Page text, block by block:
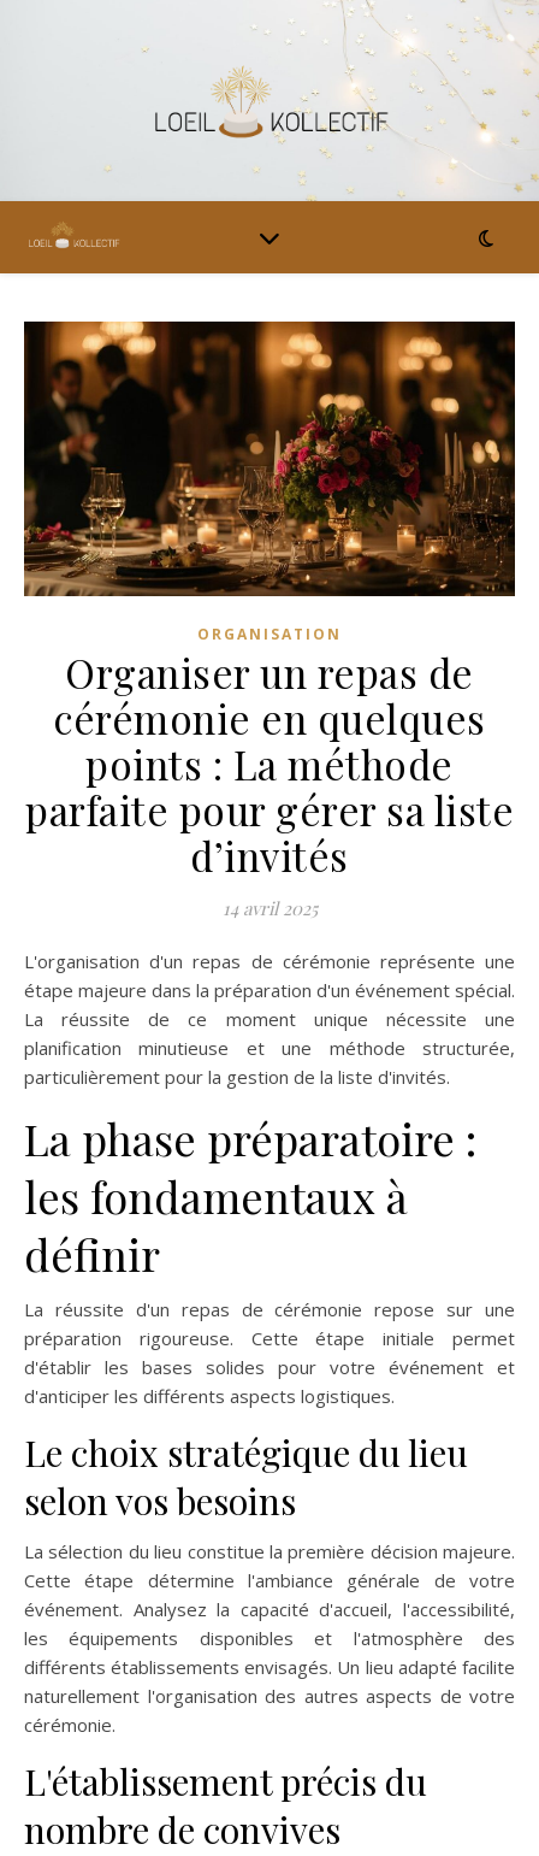
ORGANISATION
Organiser un repas de
cérémonie en quelques
points : La méthode
parfaite pour gérer sa liste
d’invités
14 avril 2025
L'organisation d'un repas de cérémonie représente une
étape majeure dans la préparation d'un événement spécial.
La réussite de ce moment unique nécessite une
planification minutieuse et une méthode structurée,
particulièrement pour la gestion de la liste d'invités.
La phase préparatoire :
les fondamentaux à
définir
La réussite d'un repas de cérémonie repose sur une
préparation rigoureuse. Cette étape initiale permet
d'établir les bases solides pour votre événement et
d'anticiper les différents aspects logistiques.
Le choix stratégique du lieu
selon vos besoins
La sélection du lieu constitue la première décision majeure.
Cette étape détermine l'ambiance générale de votre
événement. Analysez la capacité d'accueil, l'accessibilité,
les équipements disponibles et l'atmosphère des
différents établissements envisagés. Un lieu adapté facilite
naturellement l'organisation des autres aspects de votre
cérémonie.
L'établissement précis du
nombre de convives